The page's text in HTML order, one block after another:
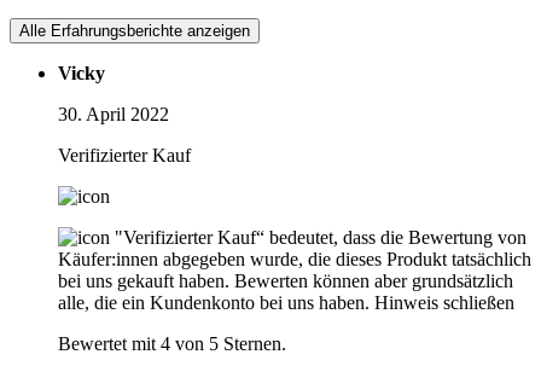
Alle Erfahrungsberichte anzeigen
Vicky
30. April 2022
Verifizierter Kauf
"Verifizierter Kauf“ bedeutet, dass die Bewertung von
Käufer:innen abgegeben wurde, die dieses Produkt tatsächlich
bei uns gekauft haben. Bewerten können aber grundsätzlich
alle, die ein Kundenkonto bei uns haben. Hinweis schließen
Bewertet mit 4 von 5 Sternen.